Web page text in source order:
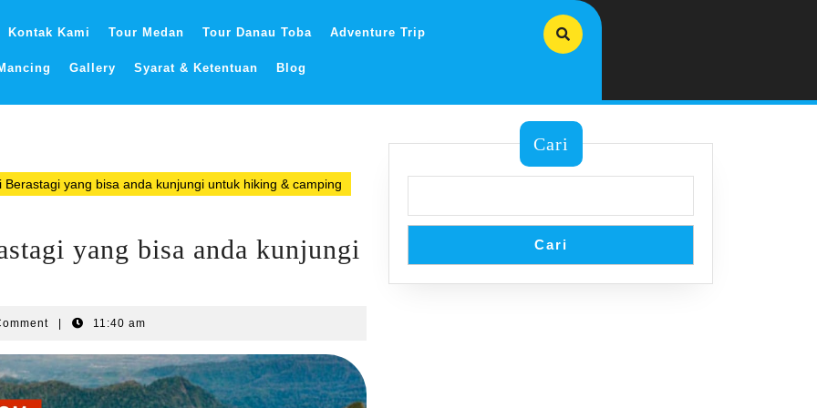
Kontak Kami Tour Medan Tour Danau Toba Adventure Trip
Gallery Syarat & Ketentuan Blog
Berastagi yang bisa anda kunjungi untuk hiking & camping
yang bisa anda kunjungi
11:40 am
Cari
Cari